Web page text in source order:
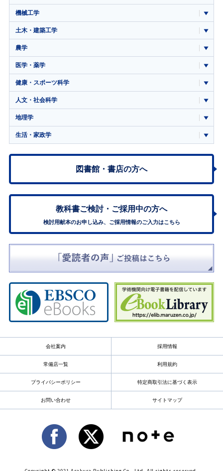
機械工学
土木・建築工学
農学
医学・薬学
健康・スポーツ科学
人文・社会科学
地理学
生活・家政学
図書館・書店の方へ
教科書ご検討・ ご採用中の方へ
検討用献本のお申し込み、ご採用情報のご入力はこちら
会社案内 採用情報
常備店一覧 利用規約
プライバシーポリシー 特定商取引法に基づく表示
お問い合わせ サイトマップ